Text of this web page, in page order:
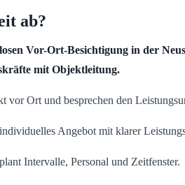
ab?
Vor-Ort-Besichtigung in der
mit Objektleitung.
vor Ort und besprechen den
Angebot mit klarer
Intervalle, Personal und Zeitfenster.